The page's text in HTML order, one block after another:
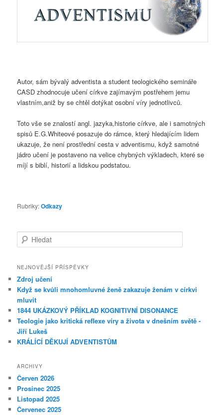
Autor, sám bývalý adventista a student teologického semináře
CASD zhodnocuje učení církve zajímavým postřehem jemu
vlastním,aniž by se chtěl dotýkat osobní víry jednotlivců.
Toto vše se znalostí angl. jazyka,historie církve, ale i samotných
spisů E.G.Whiteové posazuje do rámce, který hledajícím lidem
ukazuje, že není prostřední cesta v adventismu, když samotné
jádro učení je postaveno na velice chybných výkladech, které se
míjí s biblí, historií a lidskou podstatou.
Rubriky:Odkazy
Hledat
NEJNOVĚJŠÍ PŘÍSPĚVKY
Zdroj učení
Když se kvůli mnohomluvné ženě zakazuje ženám v církvi
mluvit
1844 UKÁZKOVÝ PŘÍKLAD KOGNITIVNÍ DISONANCE
Teologie jako kritická reflexe víry a života v dnešním světě -
Jiří Lukeš
KRÁLÍCÍ DĚKUJÍ ADVENTISTŮM
ARCHIVY
Červen 2026
Prosinec 2025
Listopad 2025
Červenec 2025